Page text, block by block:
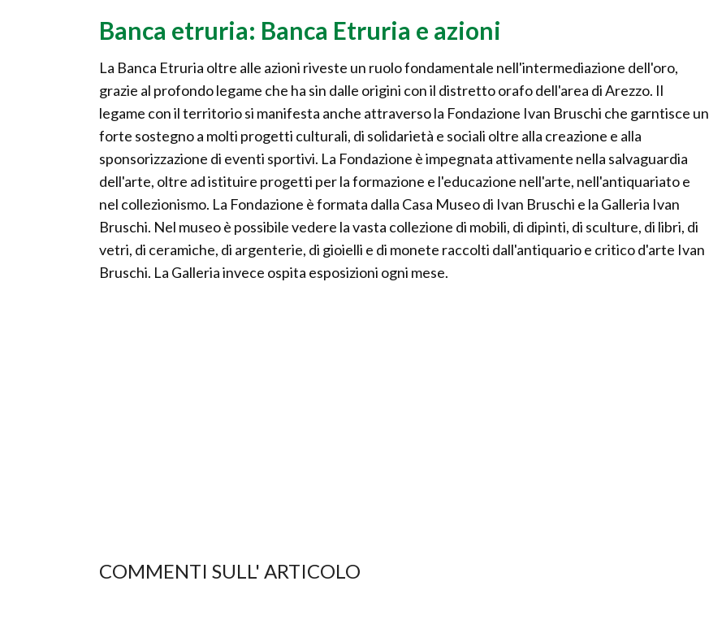
Banca etruria: Banca Etruria e azioni
La Banca Etruria oltre alle azioni riveste un ruolo fondamentale nell'intermediazione dell'oro,
grazie al profondo legame che ha sin dalle origini con il distretto orafo dell'area di Arezzo. Il
legame con il territorio si manifesta anche attraverso la Fondazione Ivan Bruschi che garntisce un
forte sostegno a molti progetti culturali, di solidarietà e sociali oltre alla creazione e alla
sponsorizzazione di eventi sportivi. La Fondazione è impegnata attivamente nella salvaguardia
dell'arte, oltre ad istituire progetti per la formazione e l'educazione nell'arte, nell'antiquariato e
nel collezionismo. La Fondazione è formata dalla Casa Museo di Ivan Bruschi e la Galleria Ivan
Bruschi. Nel museo è possibile vedere la vasta collezione di mobili, di dipinti, di sculture, di libri, di
vetri, di ceramiche, di argenterie, di gioielli e di monete raccolti dall'antiquario e critico d'arte Ivan
Bruschi. La Galleria invece ospita esposizioni ogni mese.
COMMENTI SULL' ARTICOLO